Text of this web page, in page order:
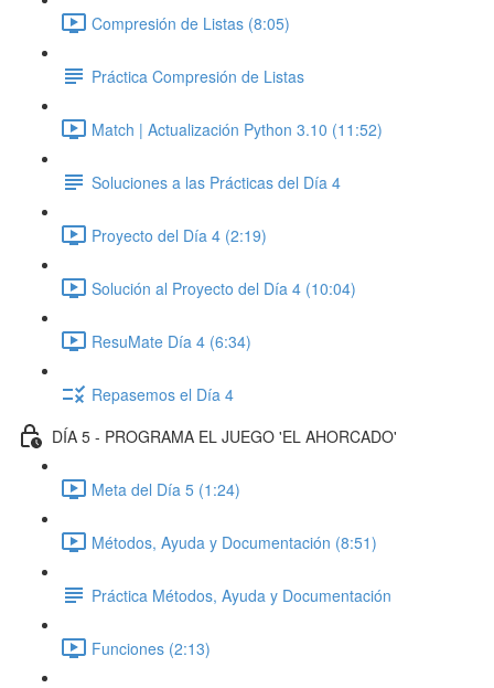
Compresión de Listas (8:05)
Práctica Compresión de Listas
Match | Actualización Python 3.10 (11:52)
Soluciones a las Prácticas del Día 4
Proyecto del Día 4 (2:19)
Solución al Proyecto del Día 4 (10:04)
ResuMate Día 4 (6:34)
Repasemos el Día 4
DÍA 5 - PROGRAMA EL JUEGO 'EL AHORCADO'
Meta del Día 5 (1:24)
Métodos, Ayuda y Documentación (8:51)
Práctica Métodos, Ayuda y Documentación
Funciones (2:13)